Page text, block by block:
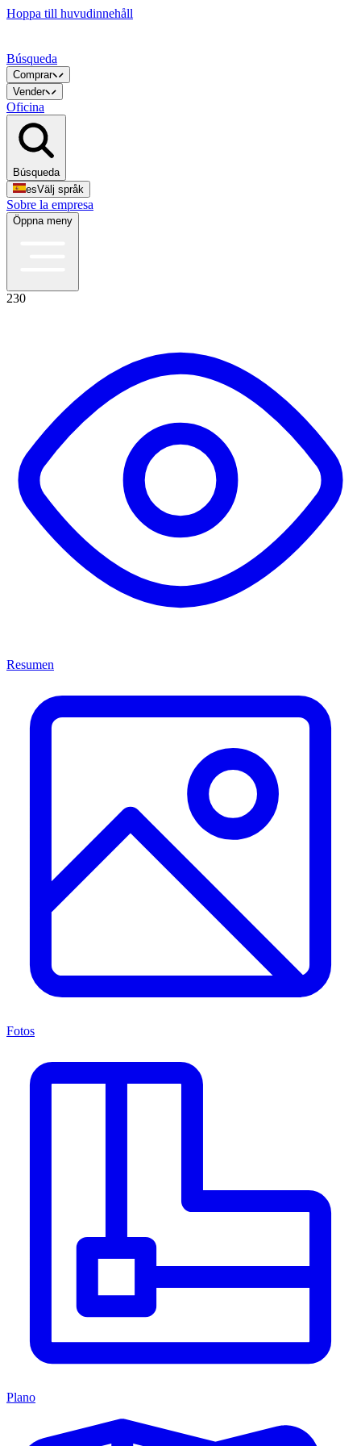
Hoppa till huvudinnehåll
Búsqueda
Comprar
Vender
Oficina
Búsqueda
esVälj språk
Sobre la empresa
Öppna meny
230
Resumen
Fotos
Plano